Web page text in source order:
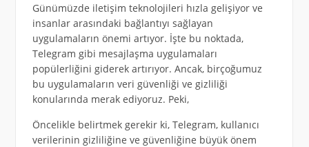
Günümüzde iletişim teknolojileri hızla gelişiyor ve
insanlar arasındaki bağlantıyı sağlayan
uygulamaların önemi artıyor. İşte bu noktada,
Telegram gibi mesajlaşma uygulamaları
popülerliğini giderek artırıyor. Ancak, birçoğumuz
bu uygulamaların veri güvenliği ve gizliliği
konularında merak ediyoruz. Peki,
Öncelikle belirtmek gerekir ki, Telegram, kullanıcı
verilerinin gizliliğine ve güvenliğine büyük önem